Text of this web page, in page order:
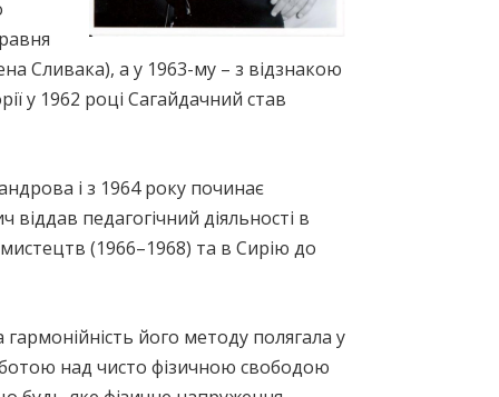
Сливака), а у 1963-му – з відзнакою
у 1962 році Сагайдачний став
і з 1964 року починає
педагогічний діяльності в
(1966–1968) та в Сирію до
його методу полягала у
над чисто фізичною свободою